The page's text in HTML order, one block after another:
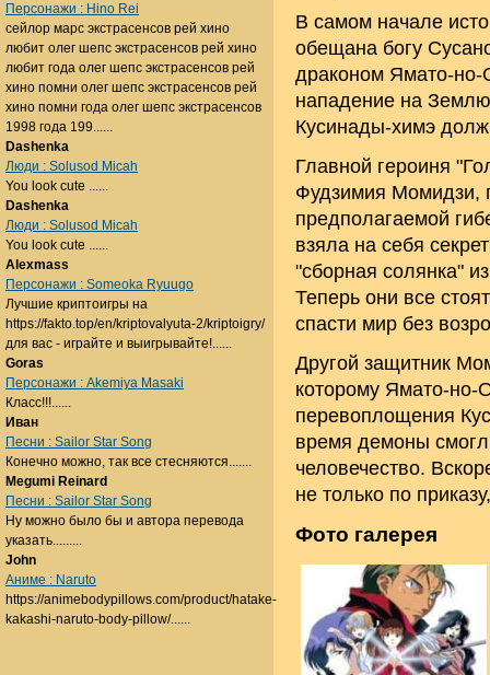
В самом начале
обещана богу
драконом Ямато-но-
нападение на
Кусинады-химэ
Главной героиня
Фудзимия Момидзи,
предполагаемой
взяла на себя
"сборная солянка"
Теперь они все
спасти мир без
Другой защитник
которому Ямато-но-
перевоплощения
время демоны
человечество.
не только по
Фото галерея
Персонажи : Hino Rei
сейлор марс экстрасенсов рей хино
любит олег шепс экстрасенсов рей хино
любит года олег шепс экстрасенсов рей
хино помни олег шепс экстрасенсов рей
хино помни года олег шепс экстрасенсов
1998 года 199......
Dashenka
Люди : Solusod Micah
You look cute ......
Dashenka
Люди : Solusod Micah
You look cute ......
Alexmass
Персонажи : Someoka Ryuugo
Лучшие криптоигры на
https://fakto.top/en/kriptovalyuta-2/kriptoigry/
для вас - играйте и выигрывайте!......
Goras
Персонажи : Akemiya Masaki
Класс!!!......
Иван
Песни : Sailor Star Song
Конечно можно, так все стесняются.......
Megumi Reinard
Песни : Sailor Star Song
Ну можно было бы и автора перевода
указать.........
John
Аниме : Naruto
https://animebodypillows.com/product/hatake-
kakashi-naruto-body-pillow/......